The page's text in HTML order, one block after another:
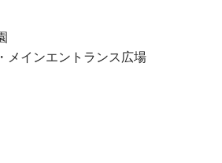
インエントランス広場